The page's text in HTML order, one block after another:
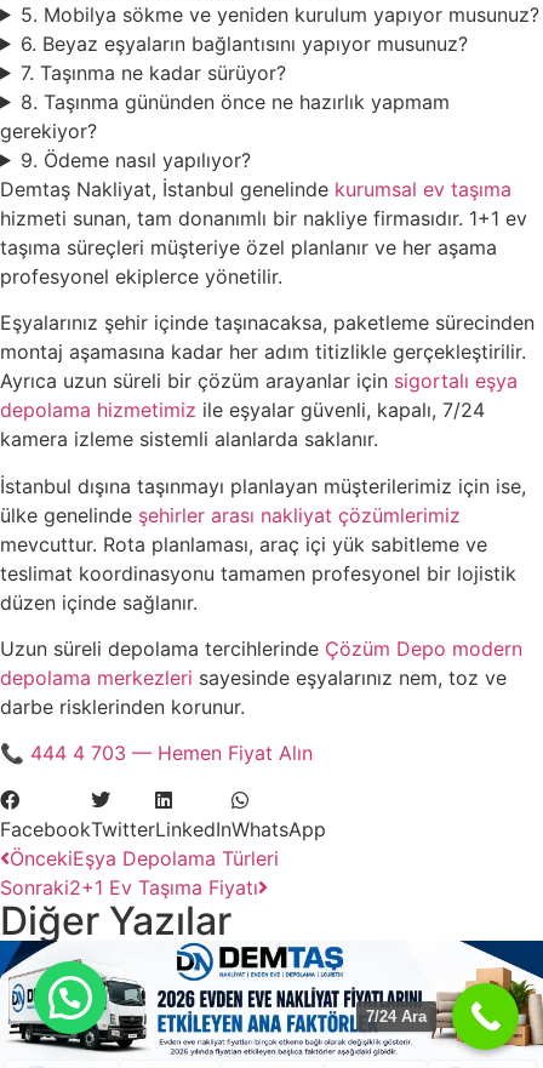
5. Mobilya sökme ve yeniden kurulum yapıyor musunuz?
6. Beyaz eşyaların bağlantısını yapıyor musunuz?
7. Taşınma ne kadar sürüyor?
8. Taşınma gününden önce ne hazırlık yapmam
gerekiyor?
9. Ödeme nasıl yapılıyor?
Demtaş Nakliyat, İstanbul genelinde kurumsal ev taşıma
hizmeti sunan, tam donanımlı bir nakliye firmasıdır. 1+1 ev
taşıma süreçleri müşteriye özel planlanır ve her aşama
profesyonel ekiplerce yönetilir.
Eşyalarınız şehir içinde taşınacaksa, paketleme sürecinden
montaj aşamasına kadar her adım titizlikle gerçekleştirilir.
Ayrıca uzun süreli bir çözüm arayanlar için sigortalı eşya
depolama hizmetimiz ile eşyalar güvenli, kapalı, 7/24
kamera izleme sistemli alanlarda saklanır.
İstanbul dışına taşınmayı planlayan müşterilerimiz için ise,
ülke genelinde şehirler arası nakliyat çözümlerimiz
mevcuttur. Rota planlaması, araç içi yük sabitleme ve
teslimat koordinasyonu tamamen profesyonel bir lojistik
düzen içinde sağlanır.
Uzun süreli depolama tercihlerinde Çözüm Depo modern
depolama merkezleri sayesinde eşyalarınız nem, toz ve
darbe risklerinden korunur.
📞 444 4 703 — Hemen Fiyat Alın
FacebookTwitterLinkedInWhatsApp
ÖncekiEşya Depolama Türleri
Sonraki2+1 Ev Taşıma Fiyatı
Diğer Yazılar
7/24 Ara